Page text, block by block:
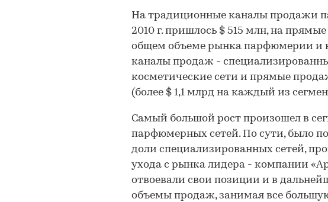
На традиционные каналы продажи
2010 г. пришлось $ 515 млн, на
общем объеме рынка парфюмерии и
каналы продаж -
косметические сети и прямые
(более $ 1,1 млрд на каждый из
Cамый большой рост произошел в
парфюмерных сетей. По сути, было
доли специализированных сетей,
ухода с рынка лидера - компании
отвоевали свои позиции и в
объемы продаж, занимая все